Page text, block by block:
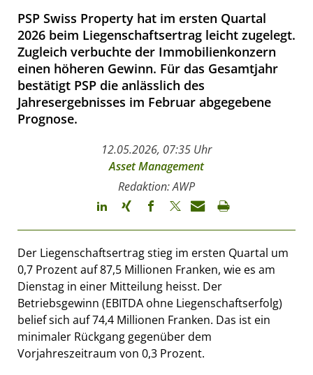
PSP Swiss Property hat im ersten Quartal
2026 beim Liegenschaftsertrag leicht zugelegt.
Zugleich verbuchte der Immobilienkonzern
einen höheren Gewinn. Für das Gesamtjahr
bestätigt PSP die anlässlich des
Jahresergebnisses im Februar abgegebene
Prognose.
12.05.2026, 07:35 Uhr
Asset Management
Redaktion: AWP
Der Liegenschaftsertrag stieg im ersten Quartal um
0,7 Prozent auf 87,5 Millionen Franken, wie es am
Dienstag in einer Mitteilung heisst. Der
Betriebsgewinn (EBITDA ohne Liegenschaftserfolg)
belief sich auf 74,4 Millionen Franken. Das ist ein
minimaler Rückgang gegenüber dem
Vorjahreszeitraum von 0,3 Prozent.